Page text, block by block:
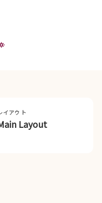
イアウト
Layout